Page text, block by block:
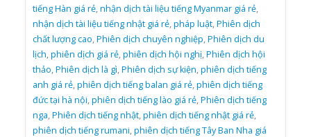
tiếng Hàn giá rẻ,nhận dịch tài liệu tiếng Myanmar giá rẻ,
nhận dịch tài liệu tiếng nhật giá rẻ,pháp luật,Phiên dịch
chất lượng cao,Phiên dịch chuyên nghiệp,Phiên dịch du
lịch,phiên dịch giá rẻ,phiên dịch hội nghị,Phiên dịch hội
thảo,Phiên dịch là gì,Phiên dịch sự kiện,phiên dịch tiếng
anh giá rẻ,phiên dịch tiếng balan giá rẻ,phiên dịch tiếng
đức tại hà nội,phiên dịch tiếng lào giá rẻ,Phiên dịch tiếng
nga,Phiên dịch tiếng nhật,phiên dịch tiếng nhật giá rẻ,
phiên dịch tiếng rumani,phiên dịch tiếng Tây Ban Nha giá